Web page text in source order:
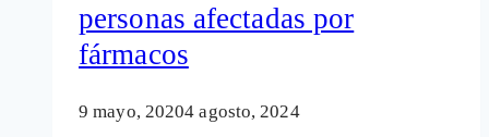
personas afectadas por
fármacos
9 mayo, 20204 agosto, 2024